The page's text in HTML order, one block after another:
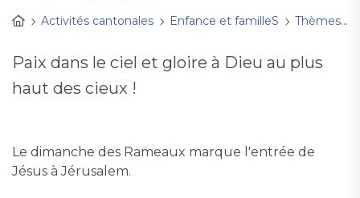
Activités cantonales
Enfance et familleS Thèmes, fêtes à découvrir
Paix dans le ciel et gloire à Dieu au plus
haut des cieux !
Le dimanche des Rameaux marque l'entrée de
Jésus à Jérusalem.